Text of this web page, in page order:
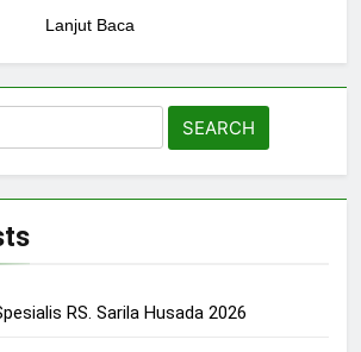
Lanjut Baca
RS. Sarila Husada 2026